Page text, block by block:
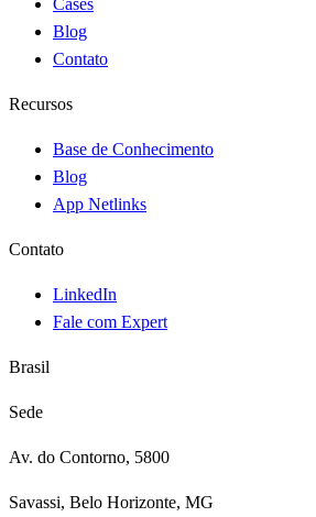
Cases
Blog
Contato
Recursos
Base de Conhecimento
Blog
App Netlinks
Contato
LinkedIn
Fale com Expert
Brasil
Sede
Av. do Contorno, 5800
Savassi, Belo Horizonte, MG